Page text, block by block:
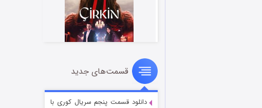
سریال زشت
قسمت۲ (زیرنویس) منتشر شد
قسمت‌های جدید
دانلود قسمت پنجم سریال کوری با